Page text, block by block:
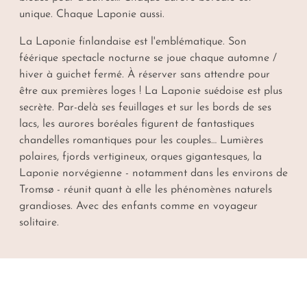
unique. Chaque Laponie aussi.
La Laponie finlandaise est l'emblématique. Son
féérique spectacle nocturne se joue chaque automne /
hiver à guichet fermé. À réserver sans attendre pour
être aux premières loges ! La Laponie suédoise est plus
secrète. Par-delà ses feuillages et sur les bords de ses
lacs, les aurores boréales figurent de fantastiques
chandelles romantiques pour les couples… Lumières
polaires, fjords vertigineux, orques gigantesques, la
Laponie norvégienne - notamment dans les environs de
Tromsø - réunit quant à elle les phénomènes naturels
grandioses. Avec des enfants comme en voyageur
solitaire.